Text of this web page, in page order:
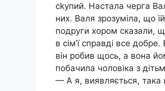
сkупий. Настала черга
них. Валя зрозуміла, що
подруги хором сказали,
в сім’ї справді все
він робив щось, а вона
побачила чоловіка з
— А я, виявляється, така